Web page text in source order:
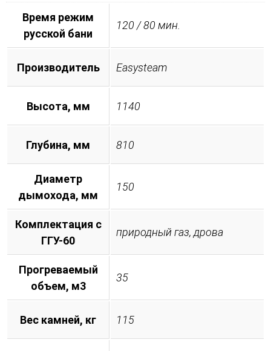
Время режим
русской бани
120 / 80 мин.
Производитель Easysteam
Высота, мм 1140
Глубина, мм 810
Диаметр
дымохода, мм
150
Комплектация с
ГГУ-60
природный газ, дрова
Прогреваемый
объем, м3
35
Вес камней, кг 115